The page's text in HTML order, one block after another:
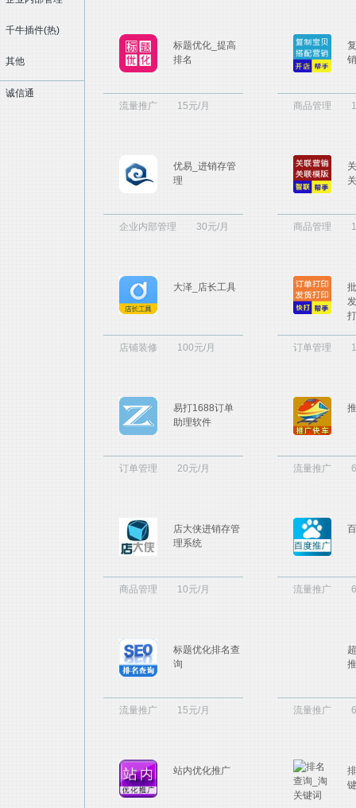
服务
千牛插件(热)
其他
诚信通
标题优化_提高
排名
流量推广 15元/月 商品管理
优易_进销存管
理
企业内部管理 30元/月 商品管理
大泽_店长工具
店铺装修 100元/月
打
订单管理
易打1688订单
助理软件
订单管理 20元/月 流量推广
店大侠进销存管
理系统
商品管理 10元/月 流量推广
标题优化排名查
询
流量推广 15元/月 流量推广
站内优化推广